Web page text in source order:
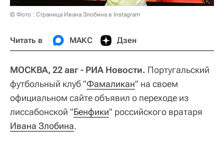
© Фото : Страница Ивана Злобина в Instagram
Читать в МАКС Дзен
МОСКВА, 22 авг - РИА Новости. Португальский
футбольный клуб "Фамаликан" на своем
официальном сайте объявил о переходе из
лиссабонской "Бенфики" российского вратаря
Ивана Злобина.